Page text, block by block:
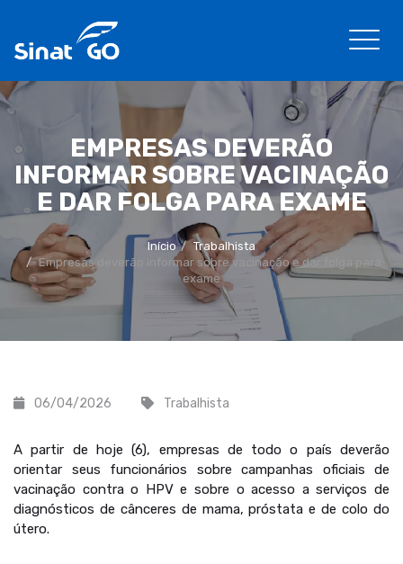
EMPRESAS DEVERÃO
INFORMAR SOBRE VACINAÇÃO
E DAR FOLGA PARA EXAME
Início
Trabalhista
Empresas deverão informar sobre vacinação e dar folga para
exame
06/04/2026 Trabalhista
A partir de hoje (6), empresas de todo o país deverão
orientar seus funcionários sobre campanhas oficiais de
vacinação contra o HPV e sobre o acesso a serviços de
diagnósticos de cânceres de mama, próstata e de colo do
útero.